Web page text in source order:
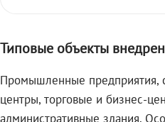
Типовые объекты
Промышленные предприятия,
центры, торговые и бизнес-
административные здания.